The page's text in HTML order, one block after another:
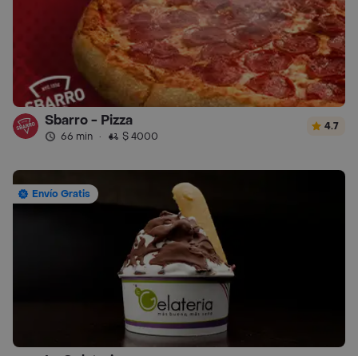
Sbarro - Pizza
66 min · $ 4000
4.7
Envío Gratis